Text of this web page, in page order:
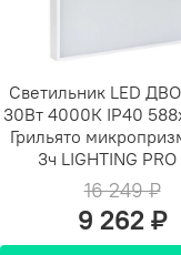
Светильник LED
30Вт 4000К IP40
Грильято
3ч LIGHTING PRO
16 249 ₽
9 262 ₽